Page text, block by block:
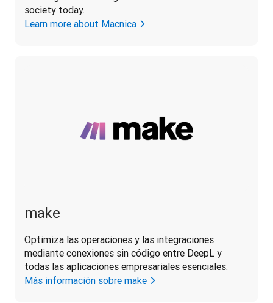
society today.
Learn more about Macnica
make
Optimiza las operaciones y las integraciones
mediante conexiones sin código entre DeepL y
todas las aplicaciones empresariales esenciales.
Más información sobre make